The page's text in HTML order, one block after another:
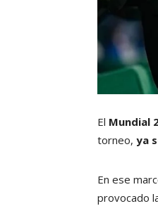
El Mundial
torneo, ya
En ese
provocado